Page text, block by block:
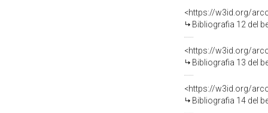
<https://w3id.org/
Bibliografia 12 del
<https://w3id.org/
Bibliografia 13 del
<https://w3id.org/
Bibliografia 14 del